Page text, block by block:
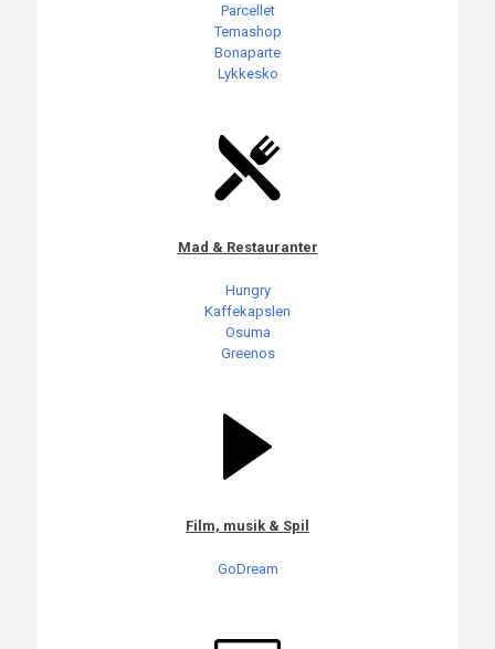
Parcellet
Temashop
Bonaparte
Lykkesko
Mad & Restauranter
Hungry
Kaffekapslen
Osuma
Greenos
Film, musik & Spil
GoDream